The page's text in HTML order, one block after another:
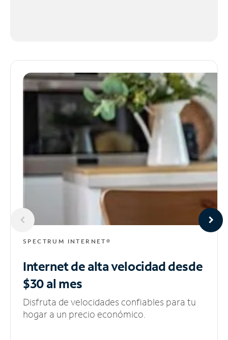
SPECTRUM INTERNET®
Internet de alta velocidaddesde
$30 al mes
Disfruta de velocidades confiables para tu
hogar a un precio económico.